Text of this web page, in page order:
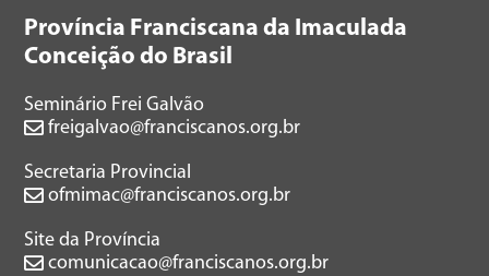
Província Franciscana da Imaculada
Conceição do Brasil
Seminário Frei Galvão
freigalvao@franciscanos.org.br
Secretaria Provincial
ofmimac@franciscanos.org.br
Site da Província
comunicacao@franciscanos.org.br